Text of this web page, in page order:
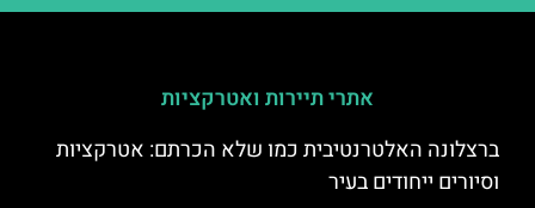
אתרי תיירות ואטרקציות
ברצלונה האלטרנטיבית כמו שלא הכרתם: אטרקציות
וסיורים ייחודים בעיר